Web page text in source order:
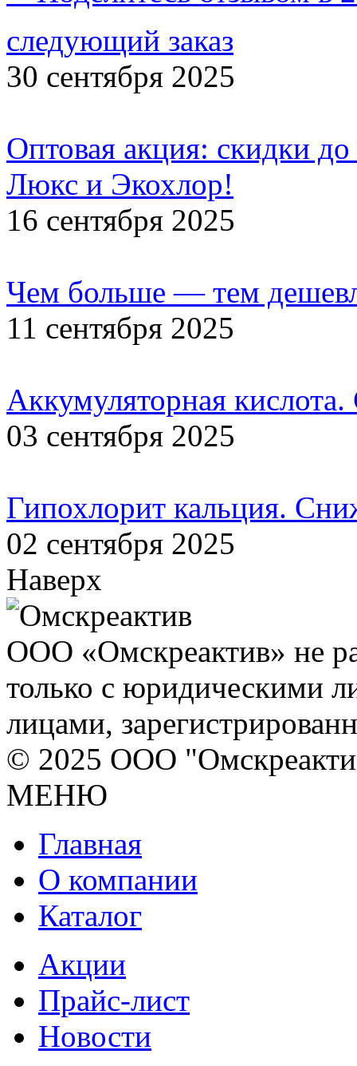
следующий заказ
30 сентября 2025
Оптовая акция: скидки
Люкс и Экохлор!
16 сентября 2025
Чем больше — тем
11 сентября 2025
Аккумуляторная
03 сентября 2025
Гипохлорит кальция.
02 сентября 2025
Наверх
ООО «Омскреактив» не
только с юридическими
лицами,
© 2025 ООО
МЕНЮ
Главная
О компании
Каталог
Акции
Прайс-лист
Новости